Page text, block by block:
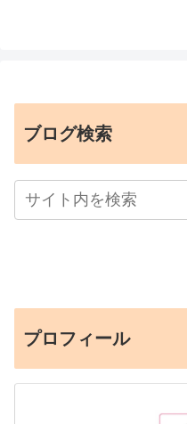
ブログ検索
プロフィール